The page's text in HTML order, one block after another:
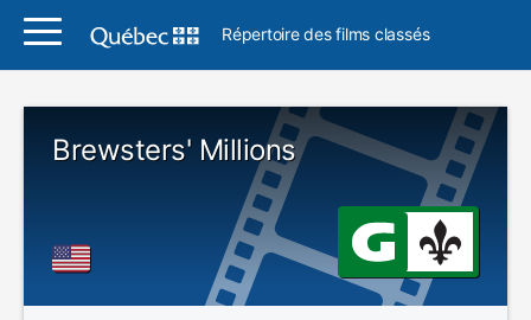
Répertoire des films classés
Brewsters' Millions